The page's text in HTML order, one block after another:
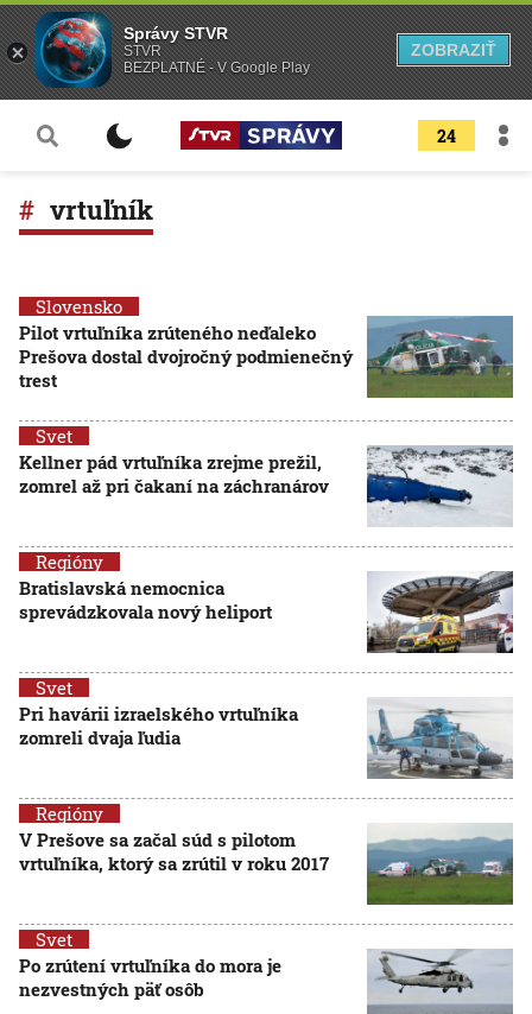
24
vrtuľník
Slovensko
Pilot vrtuľníka zrúteného neďaleko
Prešova dostal dvojročný podmienečný
trest
Svet
Kellner pád vrtuľníka zrejme prežil,
zomrel až pri čakaní na záchranárov
Regióny
Bratislavská nemocnica
sprevádzkovala nový heliport
Svet
Pri havárii izraelského vrtuľníka
zomreli dvaja ľudia
Regióny
V Prešove sa začal súd s pilotom
vrtuľníka, ktorý sa zrútil v roku 2017
Svet
Po zrútení vrtuľníka do mora je
nezvestných päť osôb
Správy STVR
STVR
BEZPLATNÉ - V Google Play
ZOBRAZIŤ